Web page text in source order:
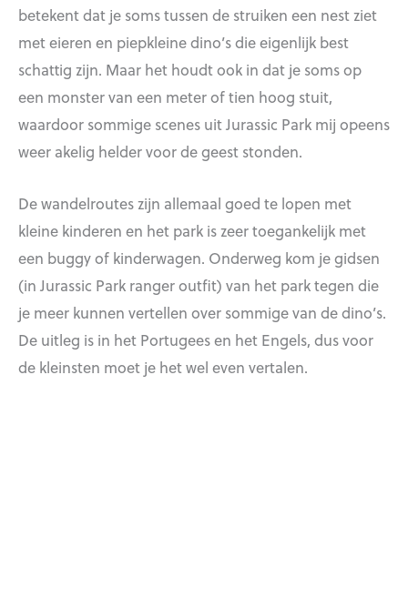
betekent dat je soms tussen de struiken een nest ziet
met eieren en piepkleine dino’s die eigenlijk best
schattig zijn. Maar het houdt ook in dat je soms op
een monster van een meter of tien hoog stuit,
waardoor sommige scenes uit Jurassic Park mij opeens
weer akelig helder voor de geest stonden.
De wandelroutes zijn allemaal goed te lopen met
kleine kinderen en het park is zeer toegankelijk met
een buggy of kinderwagen. Onderweg kom je gidsen
(in Jurassic Park ranger outfit) van het park tegen die
je meer kunnen vertellen over sommige van de dino’s.
De uitleg is in het Portugees en het Engels, dus voor
de kleinsten moet je het wel even vertalen.